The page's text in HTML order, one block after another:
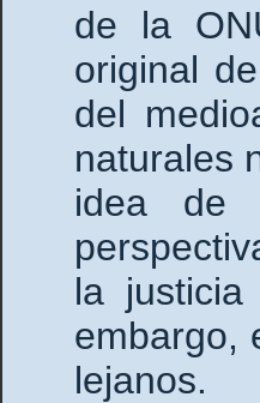
de la
original
del
naturales
idea de
la
embargo,
lejanos.